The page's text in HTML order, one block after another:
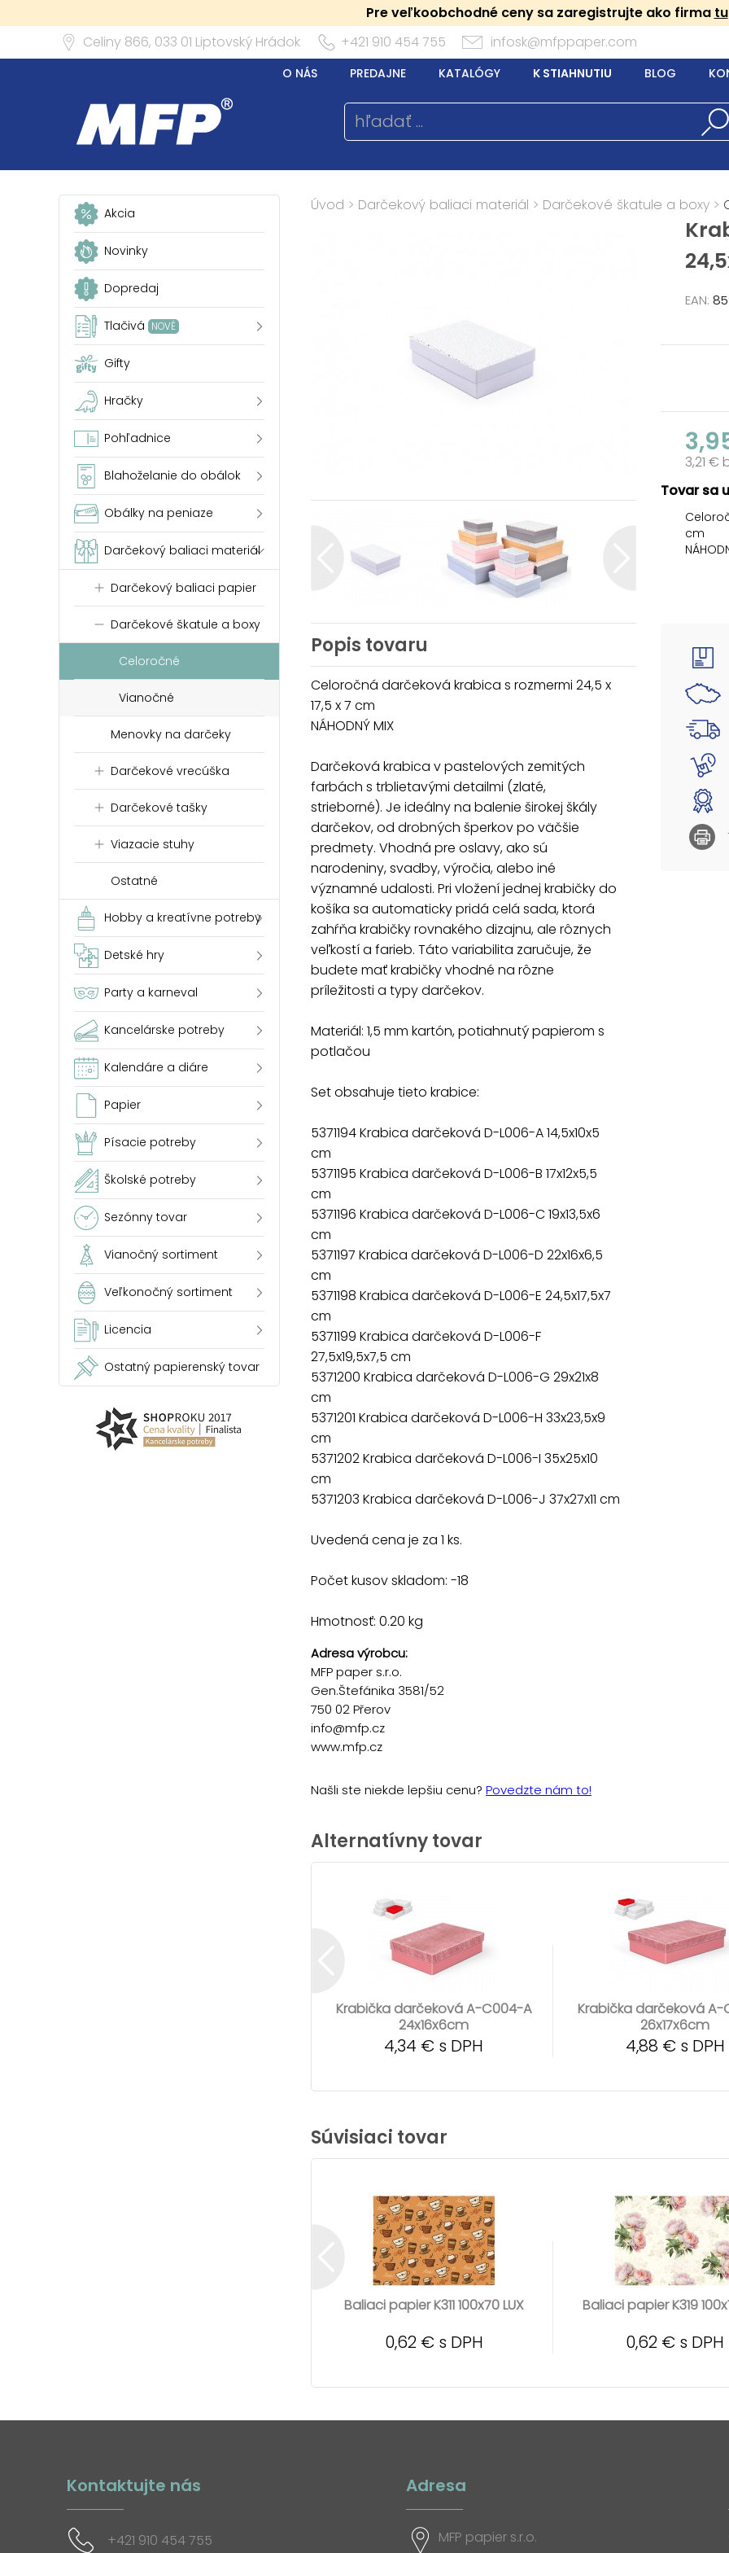
Pre veľkoobchodné ceny sa zaregistrujte ako firma tu
Celiny 866, 033 01 Liptovský Hrádok +421 910 454 755 infosk@mfppaper.com
O NÁS PREDAJNE KATALÓGY K STIAHNUTIU BLOG
Akcia
Novinky
Dopredaj
Tlačivá NOVÉ
Gifty
Hračky
Pohľadnice
Blahoželanie do obálok
Obálky na peniaze
Darčekový baliaci materiál
Darčekový baliaci papier
Darčekové škatule a boxy
Celoročné
Vianočné
Menovky na darčeky
Darčekové vrecúška
Darčekové tašky
Viazacie stuhy
Ostatné
Hobby a kreatívne potreby
Detské hry
Party a karneval
Kancelárske potreby
Kalendáre a diáre
Papier
Písacie potreby
Školské potreby
Sezónny tovar
Vianočný sortiment
Veľkonočný sortiment
Licencia
Ostatný papierenský tovar
Úvod > Darčekový baliaci materiál > Darčekové škatule a boxy >
EAN:
3,21 €
Tovar sa
cm
rôzne
Set
Popis tovaru
Celoročná darčeková krabica s rozmermi 24,5 x
17,5 x 7 cm
NÁHODNÝ MIX
Darčeková krabica v pastelových zemitých
farbách s trblietavými detailmi (zlaté,
strieborné). Je ideálny na balenie širokej škály
darčekov, od drobných šperkov po väčšie
predmety. Vhodná pre oslavy, ako sú
narodeniny, svadby, výročia, alebo iné
významné udalosti. Pri vložení jednej krabičky do
košíka sa automaticky pridá celá sada, ktorá
zahŕňa krabičky rovnakého dizajnu, ale rôznych
veľkostí a farieb. Táto variabilita zaručuje, že
budete mať krabičky vhodné na rôzne
príležitosti a typy darčekov.
Materiál: 1,5 mm kartón, potiahnutý papierom s
potlačou
Set obsahuje tieto krabice:
5371194 Krabica darčeková D-L006-A 14,5x10x5
cm
5371195 Krabica darčeková D-L006-B 17x12x5,5
cm
5371196 Krabica darčeková D-L006-C 19x13,5x6
cm
5371197 Krabica darčeková D-L006-D 22x16x6,5
cm
5371198 Krabica darčeková D-L006-E 24,5x17,5x7
cm
5371199 Krabica darčeková D-L006-F
27,5x19,5x7,5 cm
5371200 Krabica darčeková D-L006-G 29x21x8
cm
5371201 Krabica darčeková D-L006-H 33x23,5x9
cm
5371202 Krabica darčeková D-L006-I 35x25x10
cm
5371203 Krabica darčeková D-L006-J 37x27x11 cm
Uvedená cena je za 1 ks.
Počet kusov skladom: -18
Hmotnosť: 0.20 kg
Adresa výrobcu:
MFP paper s.r.o.
Gen.Štefánika 3581/52
750 02 Přerov
info@mfp.cz
www.mfp.cz
Našli ste niekde lepšiu cenu? Povedzte nám to!
Alternatívny tovar
Krabička darčeková A-C004-A
24x16x6cm
4,34 € s DPH
Krabička darčeková A-
26x17x6cm
4,88 € s DPH
Súvisiaci tovar
Baliaci papier K311 100x70 LUX
0,62 € s DPH
Baliaci papier K319
0,62 € s DPH
Kontaktujte nás
+421 910 454 755
Adresa
MFP papier s.r.o.